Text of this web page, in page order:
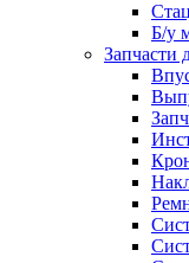
Б/у
Запчасти